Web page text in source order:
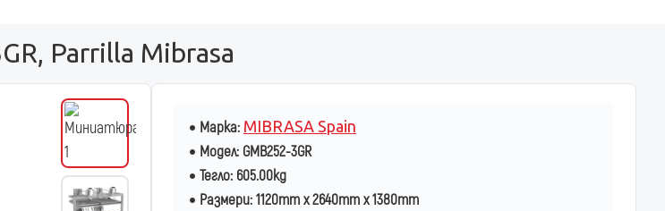
Parrilla Mibrasa
Марка: MIBRASA Spain
Модел: GMB252-3GR
Тегло: 605.00kg
Размери:1120mm x 2640mm x 1380mm